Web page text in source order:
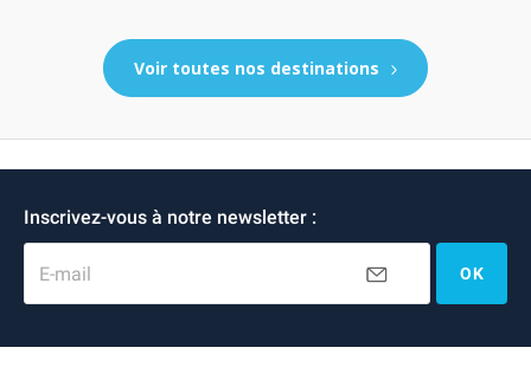
Voir toutes nos destinations
Inscrivez-vous à notre newsletter :
E-mail OK